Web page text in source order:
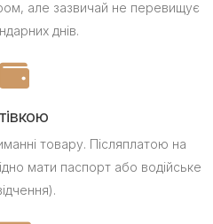
але зазвичай не перевищує
днів.
товару. Післяплатою на
мати паспорт або водійське